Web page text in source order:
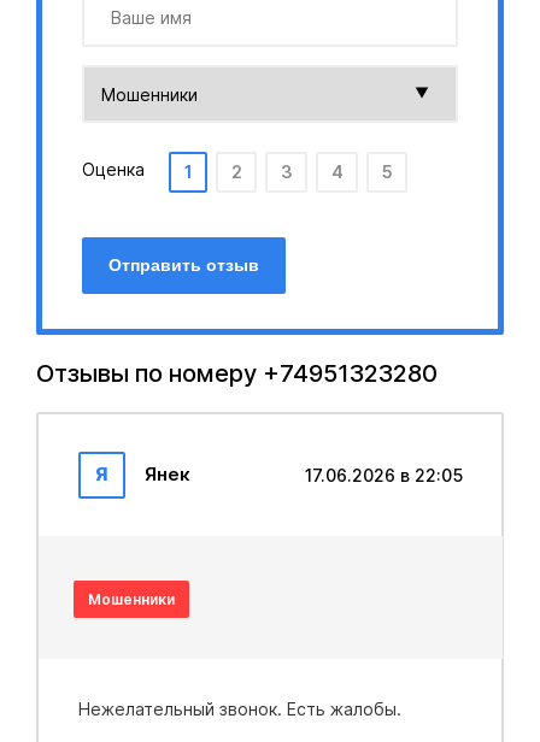
Оценка 1 2 3 4 5
Отправить отзыв
Отзывы по номеру +74951323280
Я Янек 17.06.2026 в 22:05
Мошенники
Нежелательный звонок. Есть жалобы.